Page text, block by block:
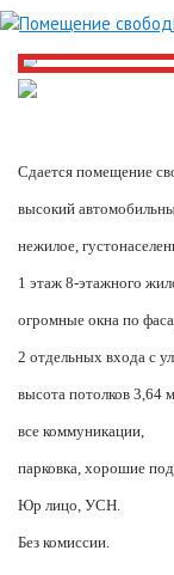
Сдается помещение
высокий
нежилое,
1 этаж 8-этажного
огромные окна по
2 отдельных входа с
высота потолков 3,64
все коммуникации,
парковка, хорошие
Юр лицо, УСН.
Без комиссии.